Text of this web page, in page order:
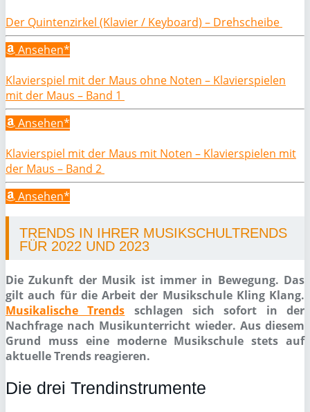
Der Quintenzirkel (Klavier / Keyboard) – Drehscheibe
Ansehen*
Klavierspiel mit der Maus ohne Noten – Klavierspielen
mit der Maus – Band 1
Ansehen*
Klavierspiel mit der Maus mit Noten – Klavierspielen mit
der Maus – Band 2
Ansehen*
TRENDS IN IHRER MUSIKSCHULTRENDS
FÜR 2022 UND 2023
Die Zukunft der Musik ist immer in Bewegung. Das
gilt auch für die Arbeit der Musikschule Kling Klang.
Musikalische Trends schlagen sich sofort in der
Nachfrage nach Musikunterricht wieder. Aus diesem
Grund muss eine moderne Musikschule stets auf
aktuelle Trends reagieren.
Die drei Trendinstrumente